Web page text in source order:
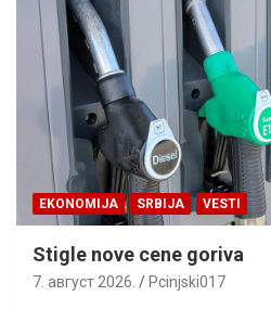
EKONOMIJA SRBIJA VESTI
Stigle nove cene goriva
7. август 2026. Pcinjski017